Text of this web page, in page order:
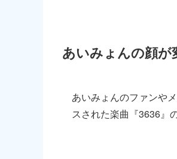
あいみょんの顔が
あいみょんのファンや
スされた楽曲『3636』